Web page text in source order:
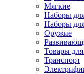
Мягкие
Наборы
Наборы
Оружие
Товары
Транспорт